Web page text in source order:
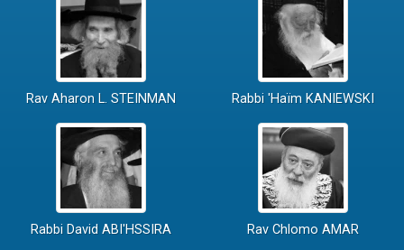
Rav Aharon L. STEINMAN Rabbi 'Haïm KANIEWSKI
Rabbi David ABI'HSSIRA Rav Chlomo AMAR